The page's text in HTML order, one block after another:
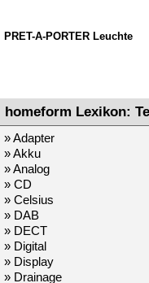
PRET-A-PORTER Leuchte
homeform Lexikon:
» Adapter
» Akku
» Analog
» CD
» Celsius
» DAB
» DECT
» Digital
» Display
» Drainage